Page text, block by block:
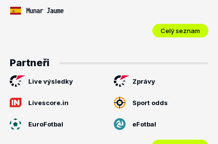
Munar Jaume
Celý seznam
Partneři
Live výsledky Zprávy
Livescore.in Sport odds
EuroFotbal eFotbal